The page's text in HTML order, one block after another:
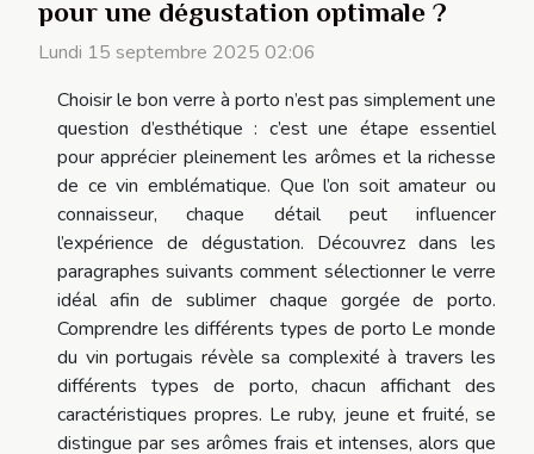
pour une dégustation optimale ?
Lundi 15 septembre 2025 02:06
Choisir le bon verre à porto n’est pas simplement une
question d’esthétique : c’est une étape essentiel
pour apprécier pleinement les arômes et la richesse
de ce vin emblématique. Que l’on soit amateur ou
connaisseur, chaque détail peut influencer
l’expérience de dégustation. Découvrez dans les
paragraphes suivants comment sélectionner le verre
idéal afin de sublimer chaque gorgée de porto.
Comprendre les différents types de porto Le monde
du vin portugais révèle sa complexité à travers les
différents types de porto, chacun affichant des
caractéristiques propres. Le ruby, jeune et fruité, se
distingue par ses arômes frais et intenses, alors que